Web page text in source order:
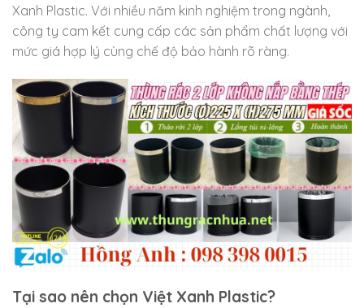
Xanh Plastic. Với nhiều năm kinh nghiệm trong ngành,
công ty cam kết cung cấp các sản phẩm chất lượng với
mức giá hợp lý cùng chế độ bảo hành rõ ràng.
Tại sao nên chọn Việt Xanh Plastic?